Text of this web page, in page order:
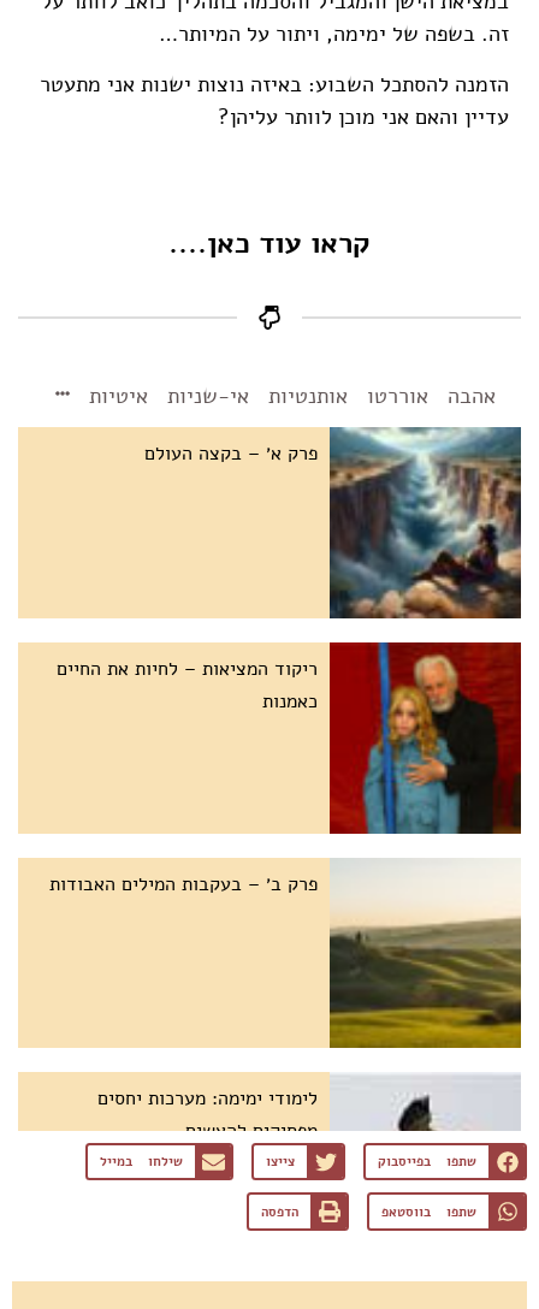
זה. בשפה של ימימה, ויתור על המיותר…
הזמנה להסתכל השבוע: באיזה נוצות ישנות אני מתעטר
עדיין והאם אני מוכן לוותר עליהן?
קראו עוד כאן....
אהבה אוררטו אותנטיות אי-שניות איטיות
פרק א׳ – בקצה העולם
ריקוד המציאות – לחיות את החיים
כאמנות
פרק ב׳ – בעקבות המילים האבודות
לימודי ימימה: מערכות יחסים
מפסיקים להאשים
שתפו בפייסבוק צייצו שילחו במייל
שתפו בווסטאפ הדפסה